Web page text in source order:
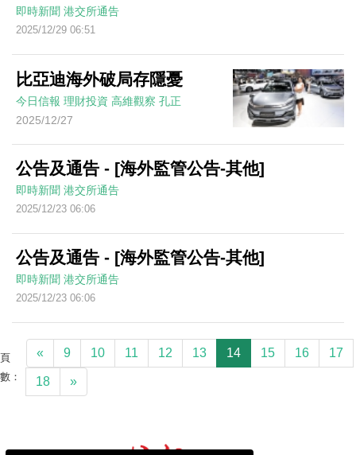
即時新聞 港交所通告
2025/12/29 06:51
比亞迪海外破局存隱憂
今日信報 理財投資 高維觀察 孔正
2025/12/27
公告及通告 - [海外監管公告-其他]
即時新聞 港交所通告
2025/12/23 06:06
公告及通告 - [海外監管公告-其他]
即時新聞 港交所通告
2025/12/23 06:06
頁
數：
« 9 10 11 12 13 14 15 16 17
18 »